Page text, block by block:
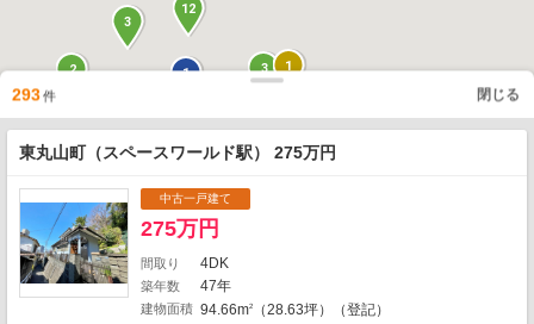
1
2
3
1
1
12
3
2
1
3
1
1
1
293件 閉じる
東丸山町（スペースワールド駅） 275万円
中古一戸建て
275万円
間取り 4DK
築年数 47年
建物面積 94.66m2 （28.63坪）（登記）